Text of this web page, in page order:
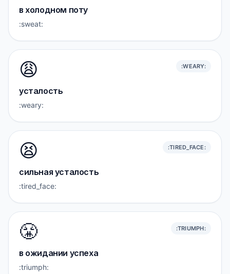
в холодном поту
:sweat:
😩 :WEARY:
усталость
:weary:
😫 :TIRED_FACE:
сильная усталость
:tired_face:
😤 :TRIUMPH:
в ожидании успеха
:triumph: